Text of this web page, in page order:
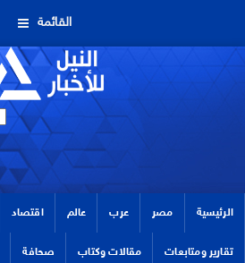
القائمة
الرئيسية مصر عرب عالم اقتصاد
تقارير ومتابعات مقالات وكتاب صحافة